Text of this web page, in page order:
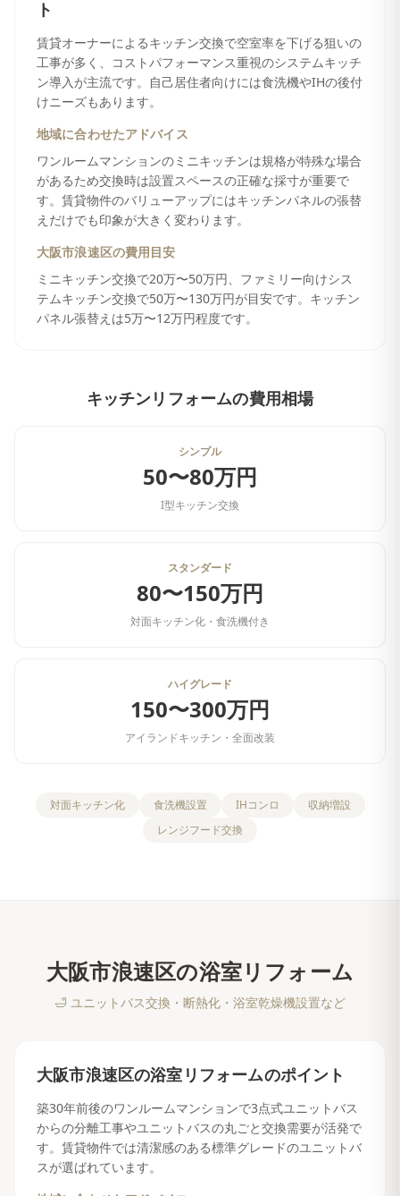
ト
賃貸オーナーによるキッチン交換で空室率を下げる狙いの
工事が多く、コストパフォーマンス重視のシステムキッチ
ン導入が主流です。自己居住者向けには食洗機やIHの後付
けニーズもあります。
地域に合わせたアドバイス
ワンルームマンションのミニキッチンは規格が特殊な場合
があるため交換時は設置スペースの正確な採寸が重要で
す。賃貸物件のバリューアップにはキッチンパネルの張替
えだけでも印象が大きく変わります。
大阪市浪速区の費用目安
ミニキッチン交換で20万〜50万円、ファミリー向けシス
テムキッチン交換で50万〜130万円が目安です。キッチン
パネル張替えは5万〜12万円程度です。
キッチンリフォームの費用相場
シンプル
50〜80万円
I型キッチン交換
スタンダード
80〜150万円
対面キッチン化・食洗機付き
ハイグレード
150〜300万円
アイランドキッチン・全面改装
対面キッチン化 食洗機設置 IHコンロ
収納増設
レンジフード交換
大阪市浪速区の浴室リフォーム
🛁 ユニットバス交換・断熱化・浴室乾燥機設置など
大阪市浪速区の浴室リフォームのポイント
築30年前後のワンルームマンションで3点式ユニットバス
からの分離工事やユニットバスの丸ごと交換需要が活発で
す。賃貸物件では清潔感のある標準グレードのユニットバ
スが選ばれています。